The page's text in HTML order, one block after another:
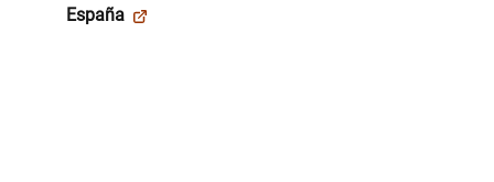
España